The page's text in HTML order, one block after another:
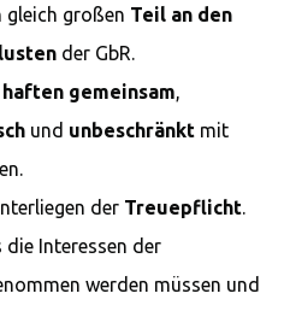
gleich großen Teil an den
der GbR.
gemeinsam,
und unbeschränkt mit
der Treuepflicht.
die Interessen der
werden müssen und